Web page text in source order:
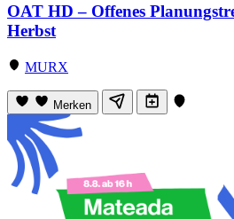
OAT HD – Offenes
Herbst
MURX
Merken